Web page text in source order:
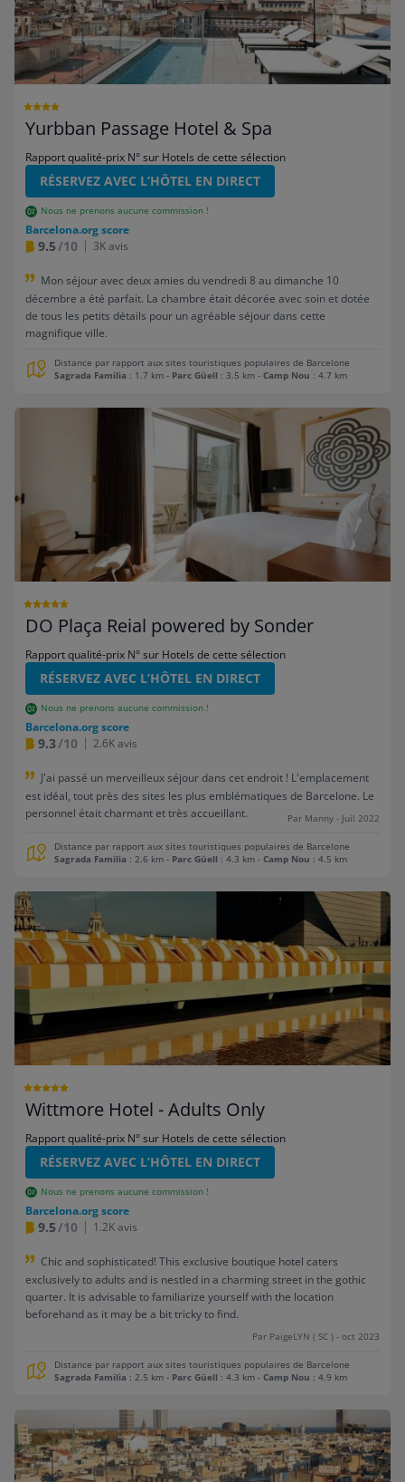
Yurbban Passage Hotel & Spa
Rapport qualité-prix N° sur Hotels de cette sélection
RÉSERVEZ AVEC L’HÔTEL EN DIRECT
Nous ne prenons aucune commission !
Barcelona.org score
9.5/10 3K avis
Mon séjour avec deux amies du vendredi 8 au dimanche 10
décembre a été parfait. La chambre était décorée avec soin et dotée
de tous les petits détails pour un agréable séjour dans cette
magnifique ville.
Distance par rapport aux sites touristiques populaires de Barcelone
Sagrada Familia : 1.7 km - Parc Güell : 3.5 km - Camp Nou : 4.7 km
DO Plaça Reial powered by Sonder
Rapport qualité-prix N° sur Hotels de cette sélection
RÉSERVEZ AVEC L’HÔTEL EN DIRECT
Nous ne prenons aucune commission !
Barcelona.org score
9.3/10 2.6K avis
J'ai passé un merveilleux séjour dans cet endroit ! L'emplacement
est idéal, tout près des sites les plus emblématiques de Barcelone. Le
personnel était charmant et très accueillant.
Par Manny - Juil 2022
Distance par rapport aux sites touristiques populaires de Barcelone
Sagrada Familia : 2.6 km - Parc Güell : 4.3 km - Camp Nou : 4.5 km
Wittmore Hotel - Adults Only
Rapport qualité-prix N° sur Hotels de cette sélection
RÉSERVEZ AVEC L’HÔTEL EN DIRECT
Nous ne prenons aucune commission !
Barcelona.org score
9.5/10 1.2K avis
Chic and sophisticated! This exclusive boutique hotel caters
exclusively to adults and is nestled in a charming street in the gothic
quarter. It is advisable to familiarize yourself with the location
beforehand as it may be a bit tricky to find.
Par PaigeLYN ( SC ) - oct 2023
Distance par rapport aux sites touristiques populaires de Barcelone
Sagrada Familia : 2.5 km - Parc Güell : 4.3 km - Camp Nou : 4.9 km